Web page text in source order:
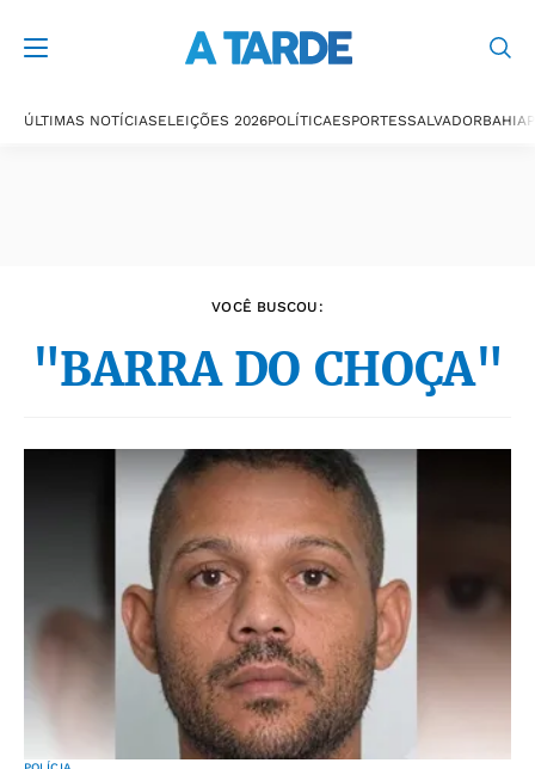
ÚLTIMAS NOTÍCIASELEIÇÕES 2026POLÍTICAESPORTESSALVADORBAHIA
VOCÊ BUSCOU:
"BARRA DO CHOÇA"